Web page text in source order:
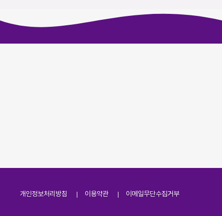
개인정보처리방침 이용약관 이메일무단수집거부